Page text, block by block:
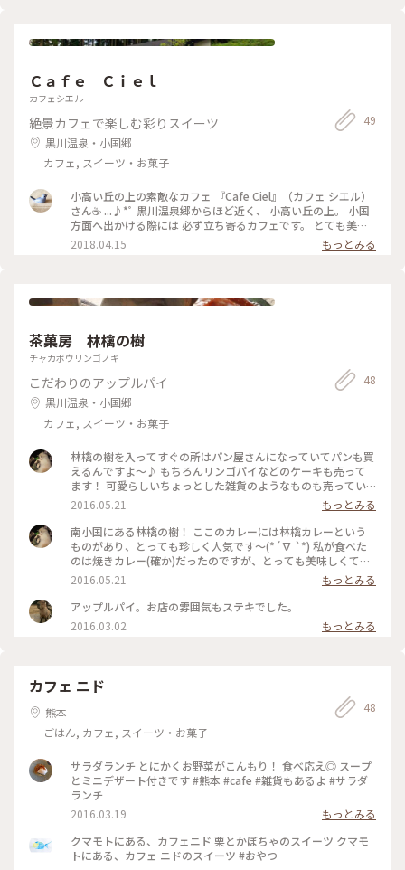
いい感じでした(干潮前後3時間ほどが見頃といわれていま
実感できました。 ・ 雲仙普賢岳が目の前にくっきり見える快
晴の空。 島原半島までこのまま歩いて行けそうに思えてきち
ゃうほどでした。 周辺は住吉海岸公園として整備されていま
す。 ワンピース銅像シリーズのジンベエがここにいて門松まで
設置されていました。 #長部田海床路 #住吉海岸公園 #宇土市
#宇土 #熊本 #有明海 #開運旅
Ｃａｆｅ Ｃｉｅｌ
カフェシエル
絶景カフェで楽しむ彩りスイーツ
黒川温泉・小国郷
カフェ, スイーツ・お菓子
49
小高い丘の上の素敵なカフェ 『Cafe Ciel』（カフェ シエル）
さん☕️ ...♪*ﾟ 黒川温泉郷からほど近く、 小高い丘の上。 小国
方面へ出かける際には 必ず立ち寄るカフェです。 とても美味
しいケーキが頂けます。 きっちり丁寧で上品✨ 今回は ダーク
チェリーに惹かれて。 バニラムースとチョコレートムース・
ィータイムです( *ˊᵕˋ)❅॰ॱ #小国#黒川温泉近く#お茶時間 #季
群 #車で急勾配の坂を登る
2018.04.15 もっとみる
茶菓房 林檎の樹
チャカボウリンゴノキ
こだわりのアップルパイ
黒川温泉・小国郷
カフェ, スイーツ・お菓子
48
林檎の樹を入ってすぐの所はパン屋さんになっていてパンも買
えるんですよ〜♪ もちろんリンゴパイなどのケーキも売って
ます！ 可愛らしいちょっとした雑貨のようなものも売ってい
たような....！ #林檎の樹 #わたしの街 #パン #林檎の樹
2016.05.21
もっとみる
南小国にある林檎の樹！ ここのカレーには林檎カレーという
ものがあり、とっても珍しく人気です〜(*´∇ `*) 私が食べた
のは焼きカレー(確か)だったのですが、とっても美味しくて食
べ応え抜群でした♪ もう営業再開してるならまた行きたいで
2016.05.21
もっとみる
アップルパイ。お店の雰囲気もステキでした。
2016.03.02
もっとみる
カフェ ニド
熊本
ごはん, カフェ, スイーツ・お菓子
48
サラダランチ とにかくお野菜がこんもり！ 食べ応え◎ スープ
とミニデザート付きです #熊本 #cafe #雑貨もあるよ #サラダ
ランチ
2016.03.19
もっとみる
クマモトにある、カフェニド 栗とかぼちゃのスイーツ クマモ
トにある、カフェ ニドのスイーツ #おやつ